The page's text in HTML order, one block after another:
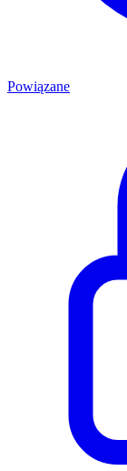
Powiązane